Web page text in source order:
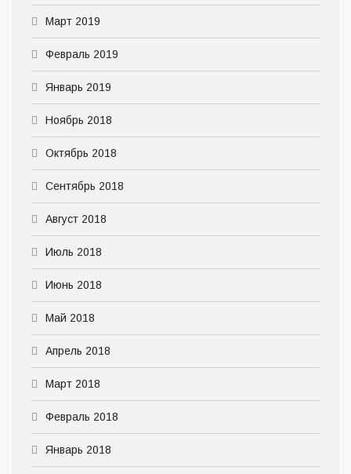
Март 2019
Февраль 2019
Январь 2019
Ноябрь 2018
Октябрь 2018
Сентябрь 2018
Август 2018
Июль 2018
Июнь 2018
Май 2018
Апрель 2018
Март 2018
Февраль 2018
Январь 2018